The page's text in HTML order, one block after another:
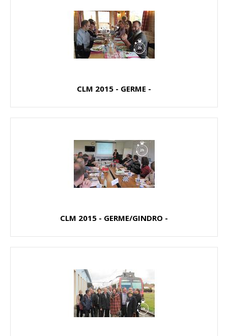
CLM 2015 - GERME -
CLM 2015 - GERME/GINDRO -